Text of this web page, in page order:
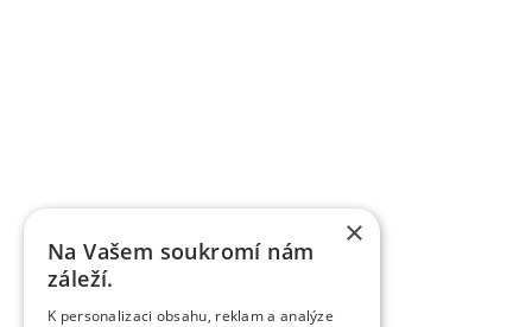
×
Na Vašem soukromí nám
záleží.
K personalizaci obsahu, reklam a analýze